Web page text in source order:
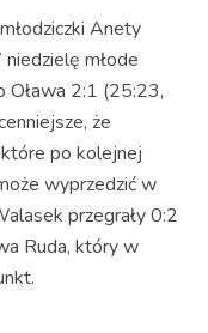
Anety
młode
Oława 2:1 (25:23,
że
po kolejnej
wyprzedzić w
przegrały 0:2
Ruda, który w